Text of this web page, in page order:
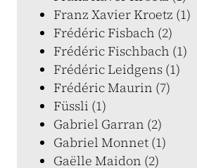
Franz Xavier Kroetz (1)
Frédéric Fisbach (2)
Frédéric Fischbach (1)
Frédéric Leidgens (1)
Frédéric Maurin (7)
Füssli (1)
Gabriel Garran (2)
Gabriel Monnet (1)
Gaëlle Maidon (2)